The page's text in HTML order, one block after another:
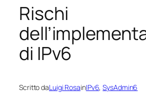
Rischi
di IPv6
Scritto daLuigi RosainIPv6, SysAdmin6